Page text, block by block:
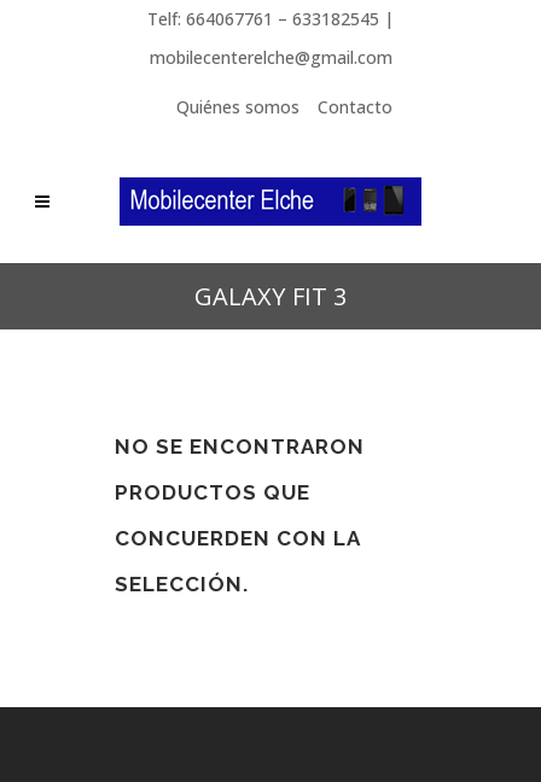
Telf: 664067761 – 633182545 |
mobilecenterelche@gmail.com
Quiénes somos Contacto
GALAXY FIT 3
NO SE ENCONTRARON
PRODUCTOS QUE
CONCUERDEN CON LA
SELECCIÓN.